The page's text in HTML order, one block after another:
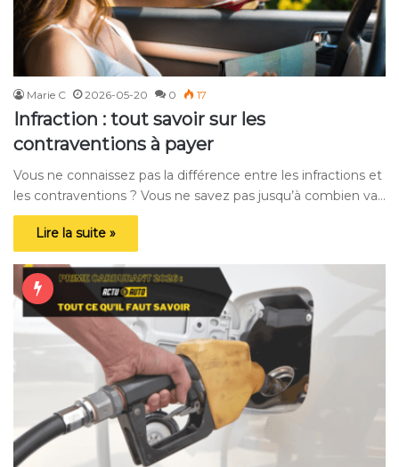
Marie C 2026-05-20 0 17
Infraction : tout savoir sur les
contraventions à payer
Vous ne connaissez pas la différence entre les infractions et
les contraventions ? Vous ne savez pas jusqu’à combien va…
Lire la suite »